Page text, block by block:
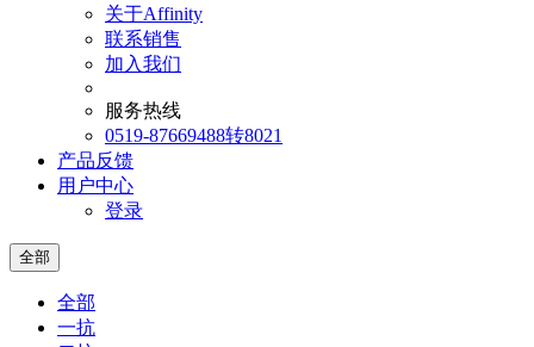
关于Affinity
联系销售
加入我们
服务热线
0519-87669488转8021
产品反馈
用户中心
登录
全部
全部
一抗